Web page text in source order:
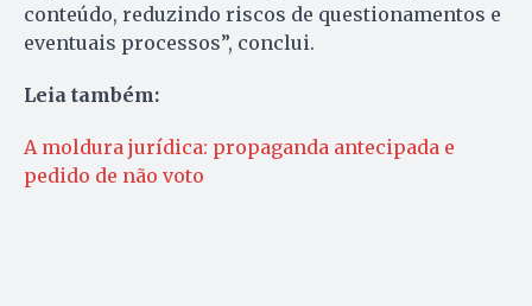
conteúdo, reduzindo riscos de questionamentos e
eventuais processos”, conclui.
Leia também:
A moldura jurídica: propaganda antecipada e
pedido de não voto